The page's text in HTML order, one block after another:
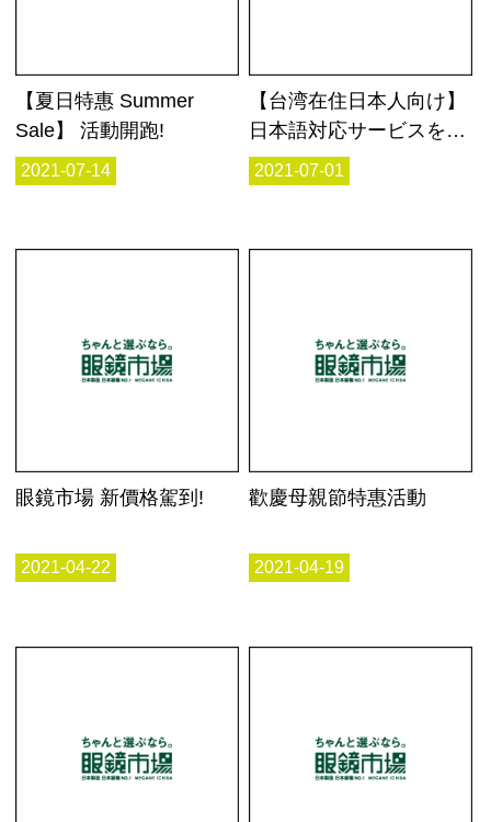
【夏日特惠 Summer
Sale】 活動開跑!
2021-07-14
【台湾在住日本人向け】
日本語対応サービスをス
タートしました！
2021-07-01
眼鏡市場 新價格駕到!
2021-04-22
歡慶母親節特惠活動
2021-04-19